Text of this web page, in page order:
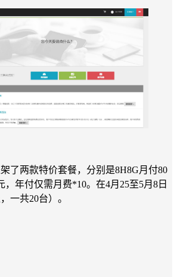
了两款特价套餐，分别是8H8G月付80
，年付仅需月费*10。在4月25至5月8日
一共20台）。